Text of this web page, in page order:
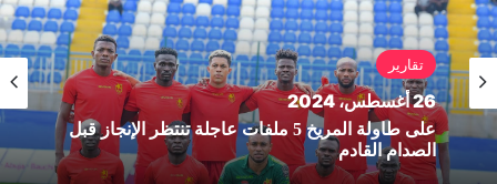
تقارير
26 أغسطس، 2024
على طاولة المريخ 5 ملفات عاجلة تنتظر الإنجاز قبل
الصدام القادم